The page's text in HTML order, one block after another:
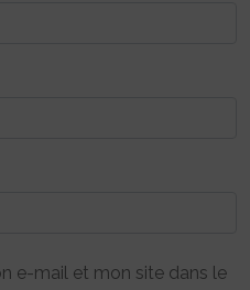
e-mail et mon site dans le